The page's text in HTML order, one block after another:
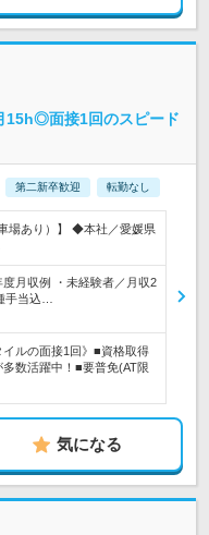
15h◎面接1回のスピード
第二新卒歓迎 転勤なし
場あり）】 ◆本社／愛媛県
月収例 ・未経験者／月収2
手当込…
ルの面接1回》■資格取得
数活躍中！■要普免(AT限
気になる